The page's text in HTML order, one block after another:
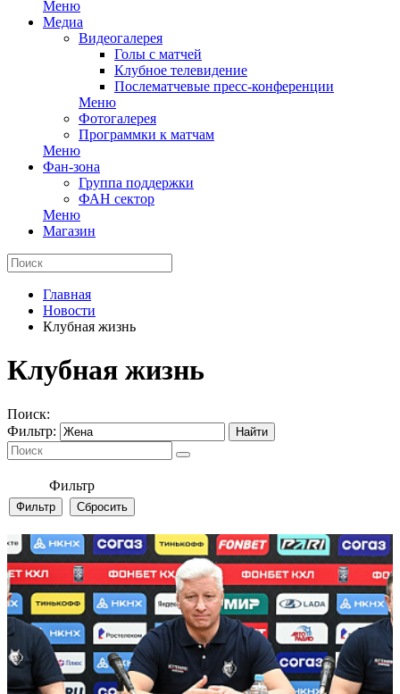
Меню
Медиа
Видеогалерея
Голы с матчей
Клубное телевидение
Послематчевые пресс-конференции
Меню
Фотогалерея
Программки к матчам
Меню
Фан-зона
Группа поддержки
ФАН сектор
Меню
Магазин
Главная
Новости
Клубная жизнь
Клубная жизнь
Поиск:
Фильтр:
Фильтр